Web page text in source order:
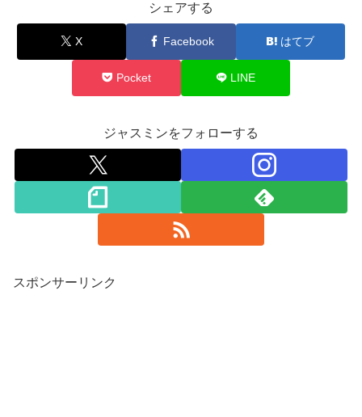
シェアする
X Facebook はてブ
Pocket LINE
ジャスミンをフォローする
スポンサーリンク